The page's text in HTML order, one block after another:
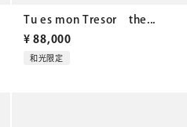
Tu es mon Tresor the...
¥ 88,000
和光限定